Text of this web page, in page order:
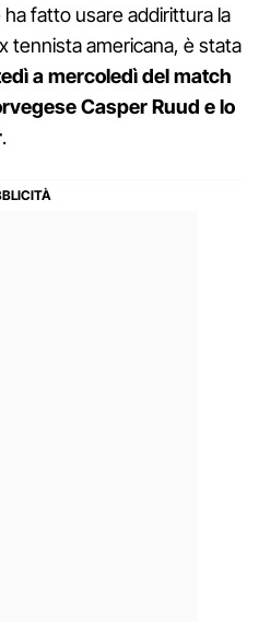
fatto usare addirittura la
tennista americana, è stata
a mercoledì del match
Casper Ruud e lo
.